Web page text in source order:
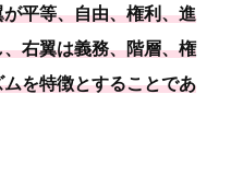
平等、自由、権利、進
右翼は義務、階層、権
を特徴とすることであ